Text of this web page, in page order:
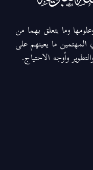
وما يتعلق بهما من
ما يعينهم على
وأوجه الاحتياج.